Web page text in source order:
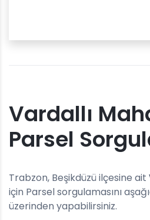
Vardallı
Parsel
Trabzon, Beşikdüzü ilçesine ait
için Parsel sorgulamasını
üzerinden yapabilirsiniz.